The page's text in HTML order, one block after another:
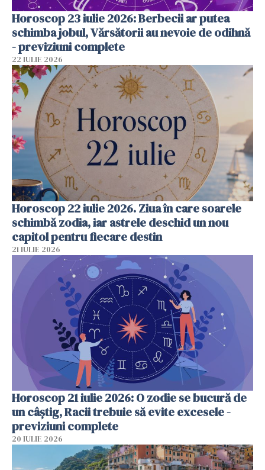
Horoscop 23 iulie 2026: Berbecii ar putea
schimba jobul, Vărsătorii au nevoie de odihnă
- previziuni complete
22 IULIE 2026
Horoscop 22 iulie 2026. Ziua în care soarele
schimbă zodia, iar astrele deschid un nou
capitol pentru fiecare destin
21 IULIE 2026
Horoscop 21 iulie 2026: O zodie se bucură de
un câștig, Racii trebuie să evite excesele -
previziuni complete
20 IULIE 2026